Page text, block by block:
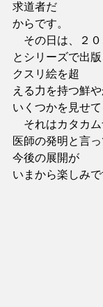
求道者だ
からです。
その日は、２０
とシリーズで出
クスリ絵を超
える力を持つ鮮
いくつかを見せて
それはカタカム
医師の発明と言
今後の展開が
いまから楽しみで